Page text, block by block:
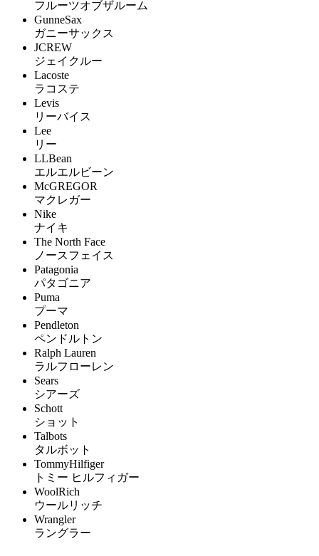
フルーツオブザルーム
GunneSax
ガニーサックス
JCREW
ジェイクルー
Lacoste
ラコステ
Levis
リーバイス
Lee
リー
LLBean
エルエルビーン
McGREGOR
マクレガー
Nike
ナイキ
The North Face
ノースフェイス
Patagonia
パタゴニア
Puma
プーマ
Pendleton
ペンドルトン
Ralph Lauren
ラルフローレン
Sears
シアーズ
Schott
ショット
Talbots
タルボット
TommyHilfiger
トミー ヒルフィガー
WoolRich
ウールリッチ
Wrangler
ラングラー